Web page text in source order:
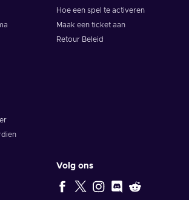
Hoe een spel te activeren
Maak een ticket aan
Retour Beleid
Volg ons